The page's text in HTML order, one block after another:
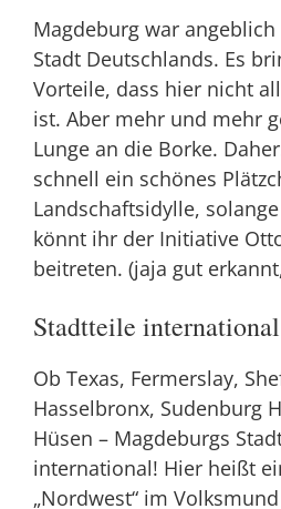
Magdeburg war
Stadt Deutschlands. Es
Vorteile, dass hier nicht
ist. Aber mehr und mehr
Lunge an die Borke.
schnell ein schönes
Landschaftsidylle,
könnt ihr der Initiative
beitreten. (jaja gut
Stadtteile international
Ob Texas, Fermerslay,
Hasselbronx, Sudenburg
Hüsen – Magdeburgs
international! Hier heißt
„Nordwest“ im